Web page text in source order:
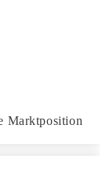
Marktposition